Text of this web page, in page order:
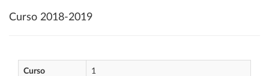
Curso 2018-2019
Curso 1